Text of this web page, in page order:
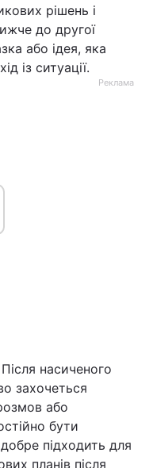
рішень і
до другої
або ідея, яка
із ситуації.
Реклама
насиченого
захочеться
або
бути
підходить для
планів після